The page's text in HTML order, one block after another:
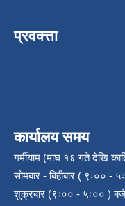
प्रवक्त्ता
कार्यालय समय
गर्मीयाम (माघ १६ गते देखि
सोमबार - बिहीबार ( ९ः०० -
शुक्रबार (९ः०० - ५ः०० )